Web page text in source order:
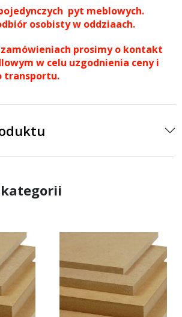
pyt meblowych.
osobisty w oddziaach.
prosimy o kontakt
w celu uzgodnienia ceny i
transportu.